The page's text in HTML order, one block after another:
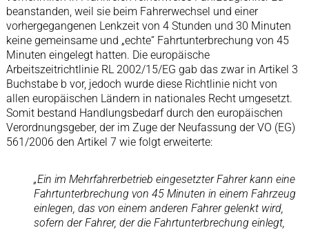
beanstanden, weil sie beim Fahrerwechsel und einer
vorhergegangenen Lenkzeit von 4 Stunden und 30 Minuten
keine gemeinsame und „echte“ Fahrtunterbrechung von 45
Minuten eingelegt hatten. Die europäische
Arbeitszeitrichtlinie RL 2002/15/EG gab das zwar in Artikel 3
Buchstabe b vor, jedoch wurde diese Richtlinie nicht von
allen europäischen Ländern in nationales Recht umgesetzt.
Somit bestand Handlungsbedarf durch den europäischen
Verordnungsgeber, der im Zuge der Neufassung der VO (EG)
561/2006 den Artikel 7 wie folgt erweiterte:
„Ein im Mehrfahrerbetrieb eingesetzter Fahrer kann eine
Fahrtunterbrechung von 45 Minuten in einem Fahrzeug
einlegen, das von einem anderen Fahrer gelenkt wird,
sofern der Fahrer, der die Fahrtunterbrechung einlegt,